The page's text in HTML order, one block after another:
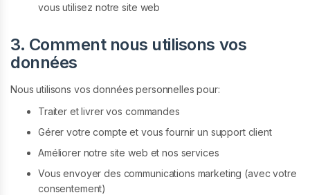
vous utilisez notre site web
3. Comment nous utilisons vos
données
Nous utilisons vos données personnelles pour:
Traiter et livrer vos commandes
Gérer votre compte et vous fournir un support client
Améliorer notre site web et nos services
Vous envoyer des communications marketing (avec votre
consentement)